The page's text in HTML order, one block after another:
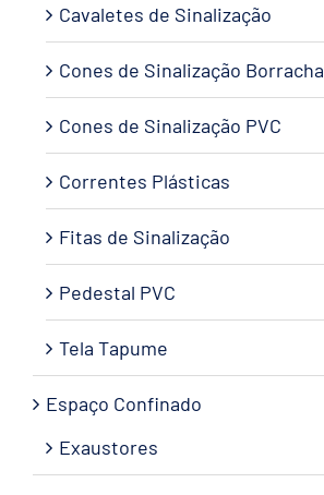
Cavaletes de Sinalização
Cones de Sinalização Borracha
Cones de Sinalização PVC
Correntes Plásticas
Fitas de Sinalização
Pedestal PVC
Tela Tapume
Espaço Confinado
Exaustores